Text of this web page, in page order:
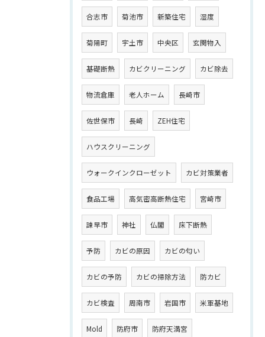
合志市 菊池市 新築住宅 湿度
菊陽町 宇土市 中央区 玄関物入
基礎断熱 カビクリーニング カビ除去
物流倉庫 老人ホーム 長崎市
佐世保市 長崎 ZEH住宅
ハウスクリーニング
ウォークインクローゼット カビ対策業者
食品工場 高気密高断熱住宅 宮崎市
諫早市 神社 仏閣 床下断熱
予防 カビの原因 カビの匂い
カビの予防 カビの掃除方法 防カビ
カビ検査 周南市 岩国市 米軍基地
Mold 防府市 防府天満宮